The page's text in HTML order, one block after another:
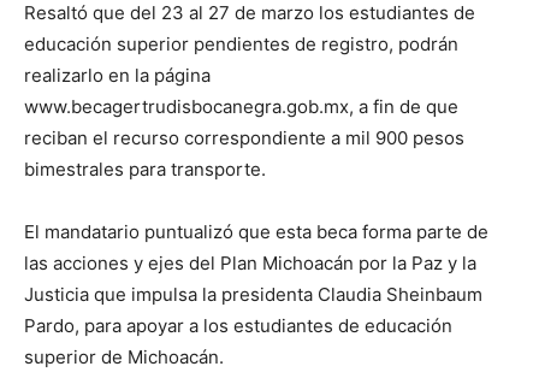
Resaltó que del 23 al 27 de marzo los estudiantes de
educación superior pendientes de registro, podrán
realizarlo en la página
www.becagertrudisbocanegra.gob.mx, a fin de que
reciban el recurso correspondiente a mil 900 pesos
bimestrales para transporte.
El mandatario puntualizó que esta beca forma parte de
las acciones y ejes del Plan Michoacán por la Paz y la
Justicia que impulsa la presidenta Claudia Sheinbaum
Pardo, para apoyar a los estudiantes de educación
superior de Michoacán.